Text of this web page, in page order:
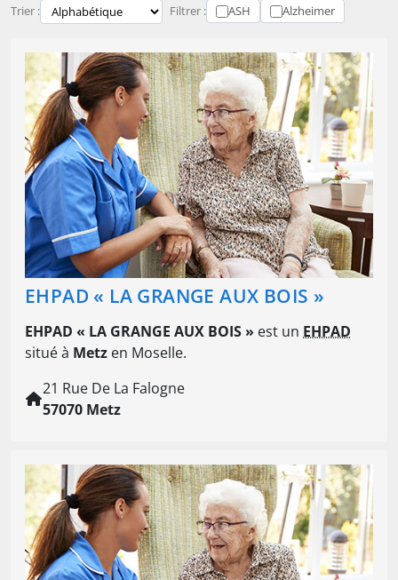
Trier : Filtrer : ASH Alzheimer
EHPAD « LA GRANGE AUX BOIS »
EHPAD « LA GRANGE AUX BOIS » est un EHPAD
situé à Metz en Moselle.
21 Rue De La Falogne
57070 Metz